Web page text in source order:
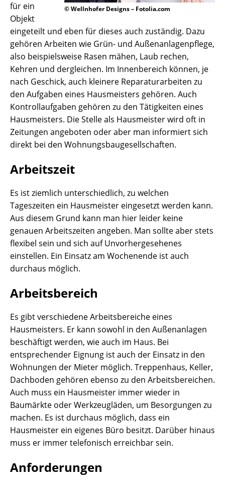
© Wellnhofer Designs – Fotolia.com
für ein
Objekt
eingeteilt und eben für dieses auch zuständig. Dazu
gehören Arbeiten wie Grün- und Außenanlagenpflege,
also beispielsweise Rasen mähen, Laub rechen,
Kehren und dergleichen. Im Innenbereich können, je
nach Geschick, auch kleinere Reparaturarbeiten zu
den Aufgaben eines Hausmeisters gehören. Auch
Kontrollaufgaben gehören zu den Tätigkeiten eines
Hausmeisters. Die Stelle als Hausmeister wird oft in
Zeitungen angeboten oder aber man informiert sich
direkt bei den Wohnungsbaugesellschaften.
Arbeitszeit
Es ist ziemlich unterschiedlich, zu welchen
Tageszeiten ein Hausmeister eingesetzt werden kann.
Aus diesem Grund kann man hier leider keine
genauen Arbeitszeiten angeben. Man sollte aber stets
flexibel sein und sich auf Unvorhergesehenes
einstellen. Ein Einsatz am Wochenende ist auch
durchaus möglich.
Arbeitsbereich
Es gibt verschiedene Arbeitsbereiche eines
Hausmeisters. Er kann sowohl in den Außenanlagen
beschäftigt werden, wie auch im Haus. Bei
entsprechender Eignung ist auch der Einsatz in den
Wohnungen der Mieter möglich. Treppenhaus, Keller,
Dachboden gehören ebenso zu den Arbeitsbereichen.
Auch muss ein Hausmeister immer wieder in
Baumärkte oder Werkzeugläden, um Besorgungen zu
machen. Es ist durchaus möglich, dass ein
Hausmeister ein eigenes Büro besitzt. Darüber hinaus
muss er immer telefonisch erreichbar sein.
Anforderungen